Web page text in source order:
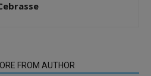
FROM AUTHOR